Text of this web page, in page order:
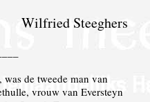
Wilfried Steeghers
was de tweede man van
vrouw van Eversteyn